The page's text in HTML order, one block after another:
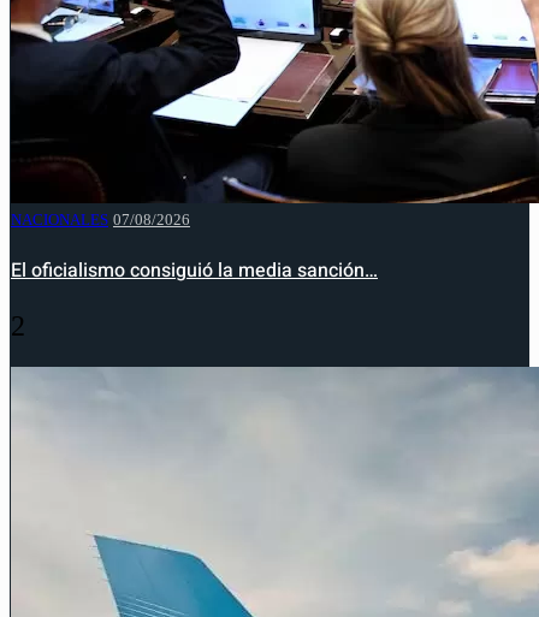
NACIONALES 07/08/2026
El oficialismo consiguió la media sanción…
2